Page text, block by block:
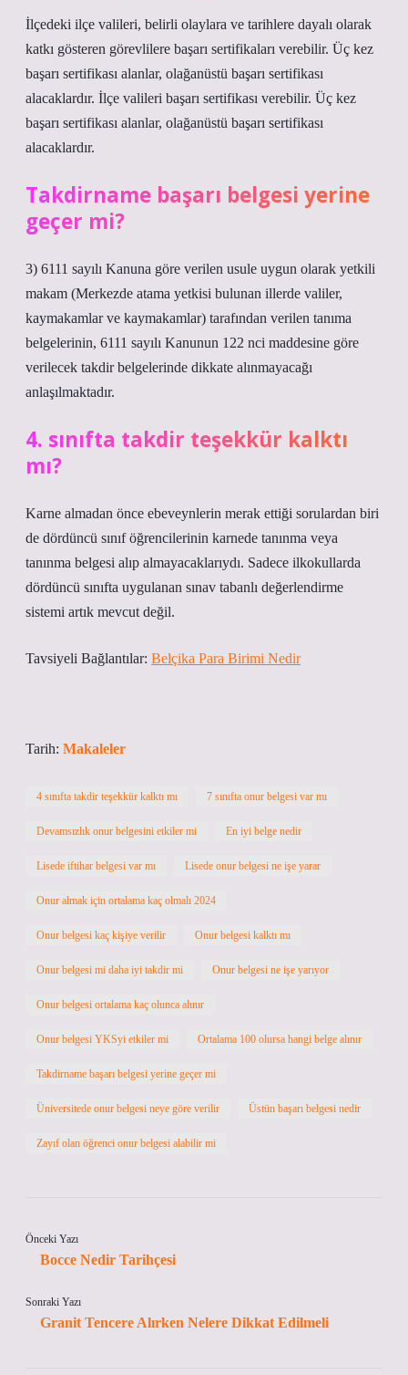
İlçedeki ilçe valileri, belirli olaylara ve tarihlere dayalı olarak
katkı gösteren görevlilere başarı sertifikaları verebilir. Üç kez
başarı sertifikası alanlar, olağanüstü başarı sertifikası
alacaklardır. İlçe valileri başarı sertifikası verebilir. Üç kez
başarı sertifikası alanlar, olağanüstü başarı sertifikası
alacaklardır.
Takdirname başarı belgesi yerine
geçer mi?
3) 6111 sayılı Kanuna göre verilen usule uygun olarak yetkili
makam (Merkezde atama yetkisi bulunan illerde valiler,
kaymakamlar ve kaymakamlar) tarafından verilen tanıma
belgelerinin, 6111 sayılı Kanunun 122 nci maddesine göre
verilecek takdir belgelerinde dikkate alınmayacağı
anlaşılmaktadır.
4. sınıfta takdir teşekkür kalktı
mı?
Karne almadan önce ebeveynlerin merak ettiği sorulardan biri
de dördüncü sınıf öğrencilerinin karnede tanınma veya
tanınma belgesi alıp almayacaklarıydı. Sadece ilkokullarda
dördüncü sınıfta uygulanan sınav tabanlı değerlendirme
sistemi artık mevcut değil.
Tavsiyeli Bağlantılar: Belçika Para Birimi Nedir
Tarih: Makaleler
4 sınıfta takdir teşekkür kalktı mı 7 sınıfta onur belgesi var mı
Devamsızlık onur belgesini etkiler mi En iyi belge nedir
Lisede iftihar belgesi var mı Lisede onur belgesi ne işe yarar
Onur almak için ortalama kaç olmalı 2024
Onur belgesi kaç kişiye verilir Onur belgesi kalktı mı
Onur belgesi mi daha iyi takdir mi Onur belgesi ne işe yarıyor
Onur belgesi ortalama kaç olunca alınır
Onur belgesi YKSyi etkiler mi Ortalama 100 olursa hangi belge alınır
Takdirname başarı belgesi yerine geçer mi
Üniversitede onur belgesi neye göre verilir Üstün başarı belgesi nedir
Zayıf olan öğrenci onur belgesi alabilir mi
Önceki Yazı
Bocce Nedir Tarihçesi
Sonraki Yazı
Granit Tencere Alırken Nelere Dikkat Edilmeli